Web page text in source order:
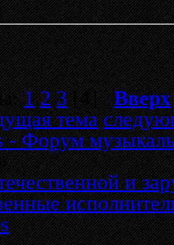
1 2 3[4]Вверх
тема
- Форум
и